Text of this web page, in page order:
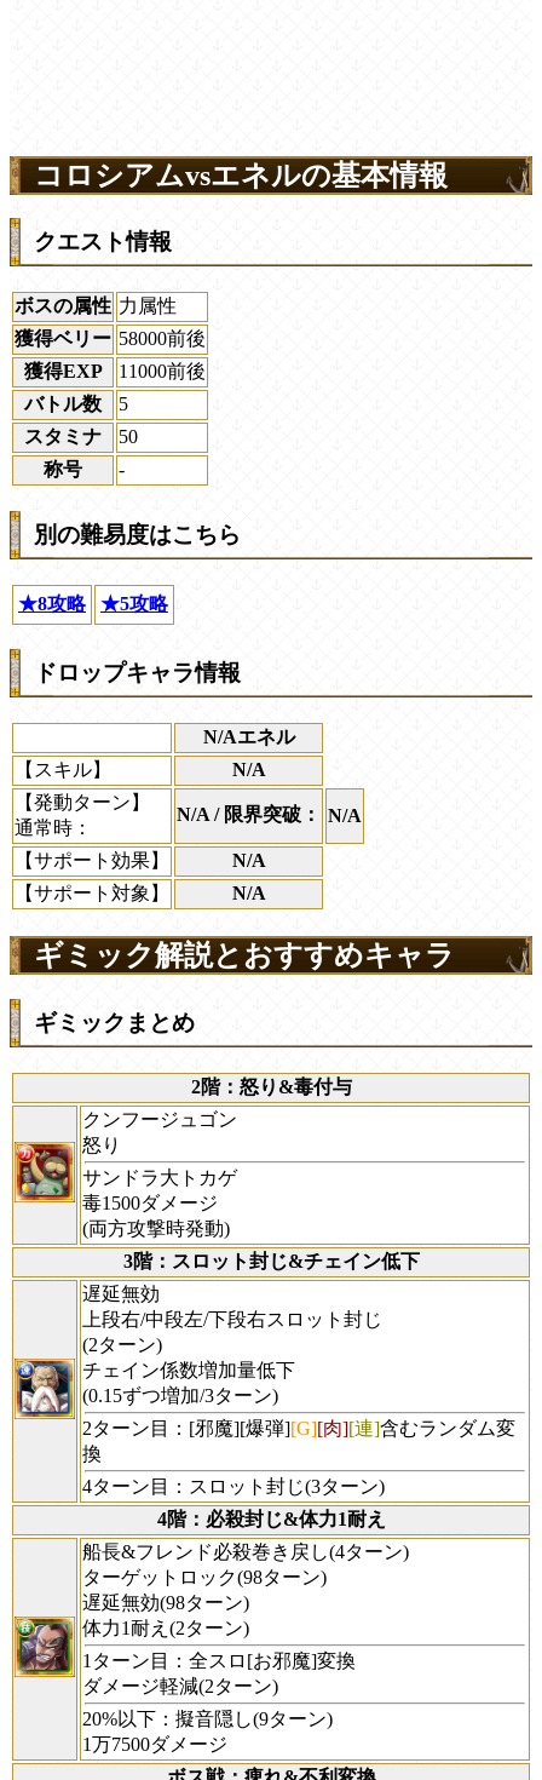
コロシアムvsエネルの基本情報
クエスト情報
ボスの属性 力属性
獲得ベリー 58000前後
獲得EXP
11000前後
バトル数
5
スタミナ
50
称号
-
別の難易度はこちら
★8攻略 ★5攻略
ドロップキャラ情報
N/Aエネル
【スキル】
N/A
【発動ターン】
通常時：
N/A / 限界突破： N/A
【サポート効果】
N/A
【サポート対象】
N/A
ギミック解説とおすすめキャラ
ギミックまとめ
2階：怒り&毒付与
クンフージュゴン
怒り
サンドラ大トカゲ
毒1500ダメージ
(両方攻撃時発動)
3階：スロット封じ&チェイン低下
遅延無効
上段右/中段左/下段右スロット封じ
(2ターン)
チェイン係数増加量低下
(0.15ずつ増加/3ターン)
2ターン目：[邪魔][爆弾][G][肉][連]含むランダム変
換
4ターン目：スロット封じ(3ターン)
4階：必殺封じ&体力1耐え
船長&フレンド必殺巻き戻し(4ターン)
ターゲットロック(98ターン)
遅延無効(98ターン)
体力1耐え(2ターン)
1ターン目：全スロ[お邪魔]変換
ダメージ軽減(2ターン)
20%以下：擬音隠し(9ターン)
1万7500ダメージ